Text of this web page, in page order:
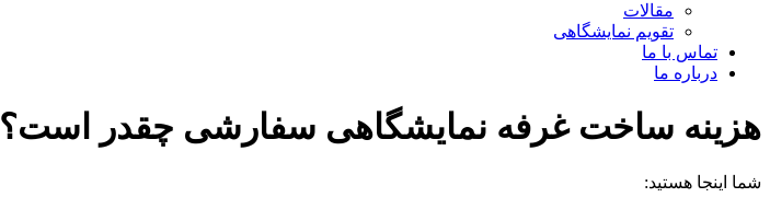
مقالات
تقویم نمایشگاهی
تماس با ما
درباره ما
هزینه ساخت غرفه نمایشگاهی سفارشی چقدر است؟
شما اینجا هستید: